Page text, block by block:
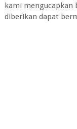
kami mengucapkan
diberikan dapat